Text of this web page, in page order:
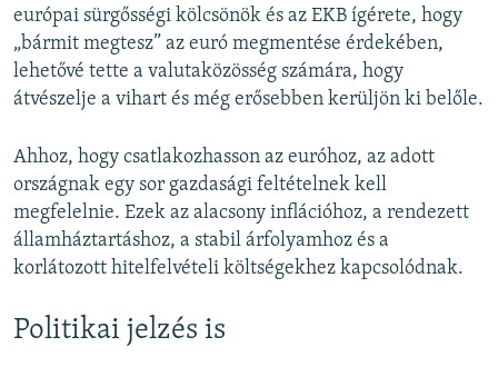
európai sürgősségi kölcsönök és az EKB ígérete, hogy
„bármit megtesz” az euró megmentése érdekében,
lehetővé tette a valutaközösség számára, hogy
átvészelje a vihart és még erősebben kerüljön ki belőle.
Ahhoz, hogy csatlakozhasson az euróhoz, az adott
országnak egy sor gazdasági feltételnek kell
megfelelnie. Ezek az alacsony inflációhoz, a rendezett
államháztartáshoz, a stabil árfolyamhoz és a
korlátozott hitelfelvételi költségekhez kapcsolódnak.
Politikai jelzés is